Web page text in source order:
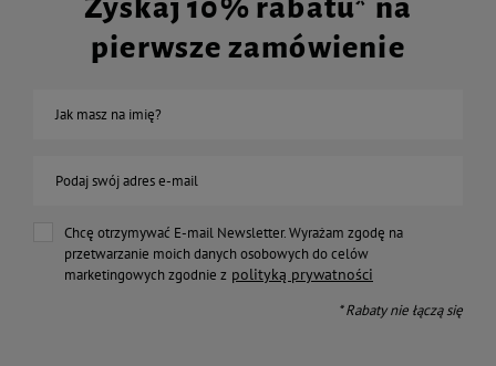
Zyskaj 10% rabatu* na
pierwsze zamówienie
Jak masz na imię?
Podaj swój adres e-mail
Chcę otrzymywać E-mail Newsletter. Wyrażam zgodę na
przetwarzanie moich danych osobowych do celów
marketingowych zgodnie z polityką prywatności
* Rabaty nie łączą się